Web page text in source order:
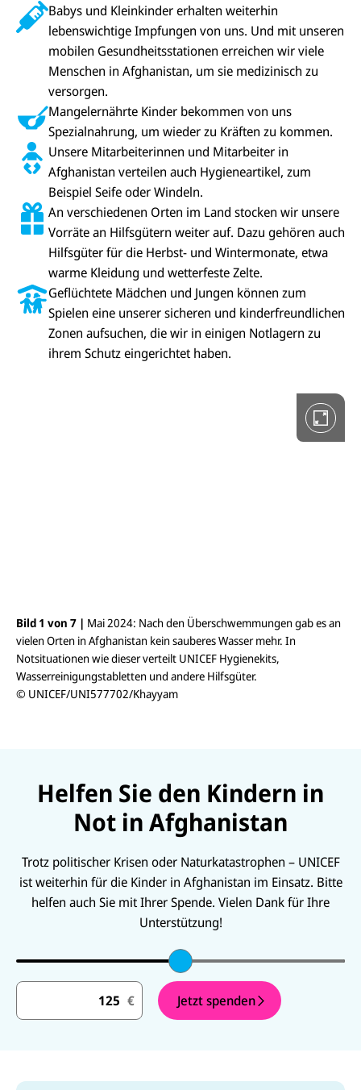
Babys und Kleinkinder erhalten weiterhin
lebenswichtige Impfungen von uns. Und mit unseren
mobilen Gesundheitsstationen erreichen wir viele
Menschen in Afghanistan, um sie medizinisch zu
versorgen.
Mangelernährte Kinder bekommen von uns
Spezialnahrung, um wieder zu Kräften zu kommen.
Unsere Mitarbeiterinnen und Mitarbeiter in
Afghanistan verteilen auch Hygieneartikel, zum
Beispiel Seife oder Windeln.
An verschiedenen Orten im Land stocken wir unsere
Vorräte an Hilfsgütern weiter auf. Dazu gehören auch
Hilfsgüter für die Herbst- und Wintermonate, etwa
warme Kleidung und wetterfeste Zelte.
Geflüchtete Mädchen und Jungen können zum
Spielen eine unserer sicheren und kinderfreundlichen
Zonen aufsuchen, die wir in einigen Notlagern zu
ihrem Schutz eingerichtet haben.
Bild 1 von 7 | Mai 2024: Nach den Überschwemmungen gab es an
vielen Orten in Afghanistan kein sauberes Wasser mehr. In
Notsituationen wie dieser verteilt UNICEF Hygienekits,
Wasserreinigungstabletten und andere Hilfsgüter.
© UNICEF/UNI577702/Khayyam
D
e
G
a
i
l
l
b
i
l
n
Helfen Sie den Kindern in
Not in Afghanistan
Trotz politischer Krisen oder Naturkatastrophen – UNICEF
ist weiterhin für die Kinder in Afghanistan im Einsatz. Bitte
helfen auch Sie mit Ihrer Spende. Vielen Dank für Ihre
Unterstützung!
S
e
b
€
€
Jetzt spenden